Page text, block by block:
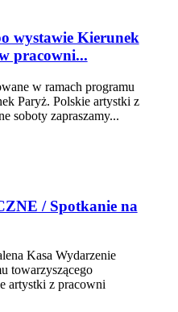
wystawie Kierunek
pracowni...
w ramach programu
Paryż. Polskie artystki z
soboty zapraszamy...
/ Spotkanie na
Kasa Wydarzenie
towarzyszącego
artystki z pracowni